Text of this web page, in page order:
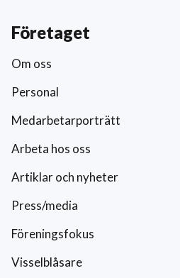
Företaget
Om oss
Personal
Medarbetarporträtt
Arbeta hos oss
Artiklar och nyheter
Press/media
Föreningsfokus
Visselblåsare